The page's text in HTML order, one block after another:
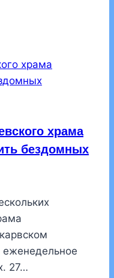
храма
бездомных
еженедельное
27…